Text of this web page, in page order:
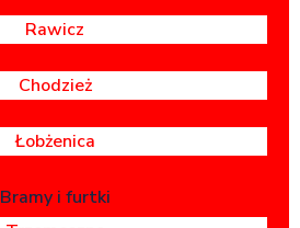
Rawicz
Chodzież
Łobżenica
Bramy i furtki